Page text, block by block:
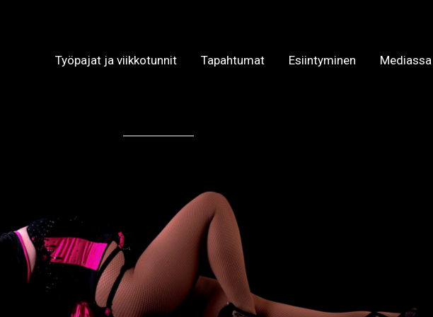
Työpajat ja viikkotunnit Tapahtumat Esiintyminen Mediassa